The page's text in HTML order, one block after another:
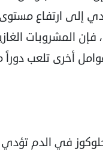
إلى ارتفاع مستوى
فإن المشروبات
أخرى تلعب
في الدم